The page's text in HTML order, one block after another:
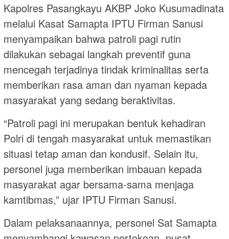
Kapolres Pasangkayu AKBP Joko Kusumadinata
melalui Kasat Samapta IPTU Firman Sanusi
menyampaikan bahwa patroli pagi rutin
dilakukan sebagai langkah preventif guna
mencegah terjadinya tindak kriminalitas serta
memberikan rasa aman dan nyaman kepada
masyarakat yang sedang beraktivitas.
“Patroli pagi ini merupakan bentuk kehadiran
Polri di tengah masyarakat untuk memastikan
situasi tetap aman dan kondusif. Selain itu,
personel juga memberikan imbauan kepada
masyarakat agar bersama-sama menjaga
kamtibmas,” ujar IPTU Firman Sanusi.
Dalam pelaksanaannya, personel Sat Samapta